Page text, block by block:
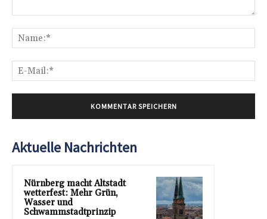
Aktuelle Nachrichten
Nürnberg macht Altstadt
wetterfest: Mehr Grün,
Wasser und
Schwammstadtprinzip